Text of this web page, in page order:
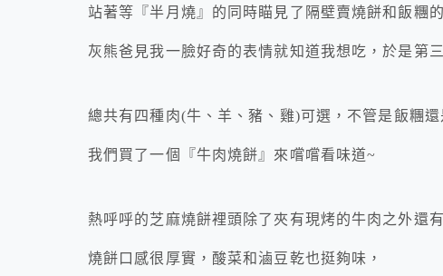
站著等『半月燒』的同時瞄見了隔壁賣燒餅和飯糰的
灰熊爸見我一臉好奇的表情就知道我想吃，於是第
總共有四種肉(牛、羊、豬、雞)可選，不管是飯糰還
我們買了一個『牛肉燒餅』來嚐嚐看味道~
熱呼呼的芝麻燒餅裡頭除了夾有現烤的牛肉之外還
燒餅口感很厚實，酸菜和滷豆乾也挺夠味，